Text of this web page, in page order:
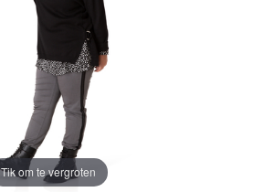
Tik om te vergroten